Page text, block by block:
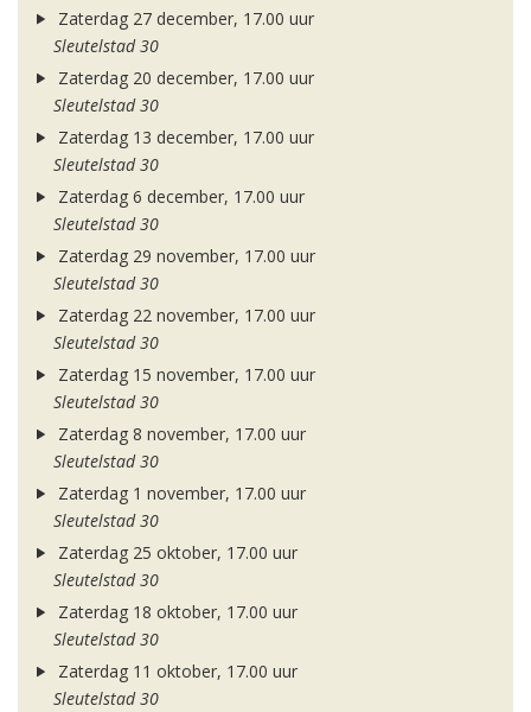
Zaterdag 27 december, 17.00 uur
Sleutelstad 30
Zaterdag 20 december, 17.00 uur
Sleutelstad 30
Zaterdag 13 december, 17.00 uur
Sleutelstad 30
Zaterdag 6 december, 17.00 uur
Sleutelstad 30
Zaterdag 29 november, 17.00 uur
Sleutelstad 30
Zaterdag 22 november, 17.00 uur
Sleutelstad 30
Zaterdag 15 november, 17.00 uur
Sleutelstad 30
Zaterdag 8 november, 17.00 uur
Sleutelstad 30
Zaterdag 1 november, 17.00 uur
Sleutelstad 30
Zaterdag 25 oktober, 17.00 uur
Sleutelstad 30
Zaterdag 18 oktober, 17.00 uur
Sleutelstad 30
Zaterdag 11 oktober, 17.00 uur
Sleutelstad 30